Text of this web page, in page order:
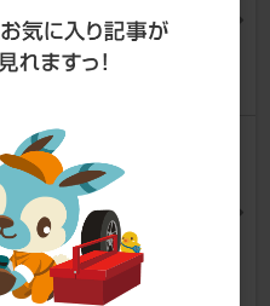
0
ンシャルウィンカー取り
した^_−☆
カスタムハイブリッド
さん
0